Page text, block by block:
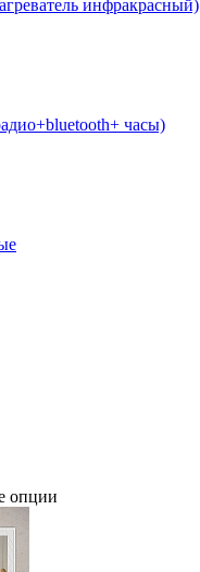
инфракрасный)
часы)
опции